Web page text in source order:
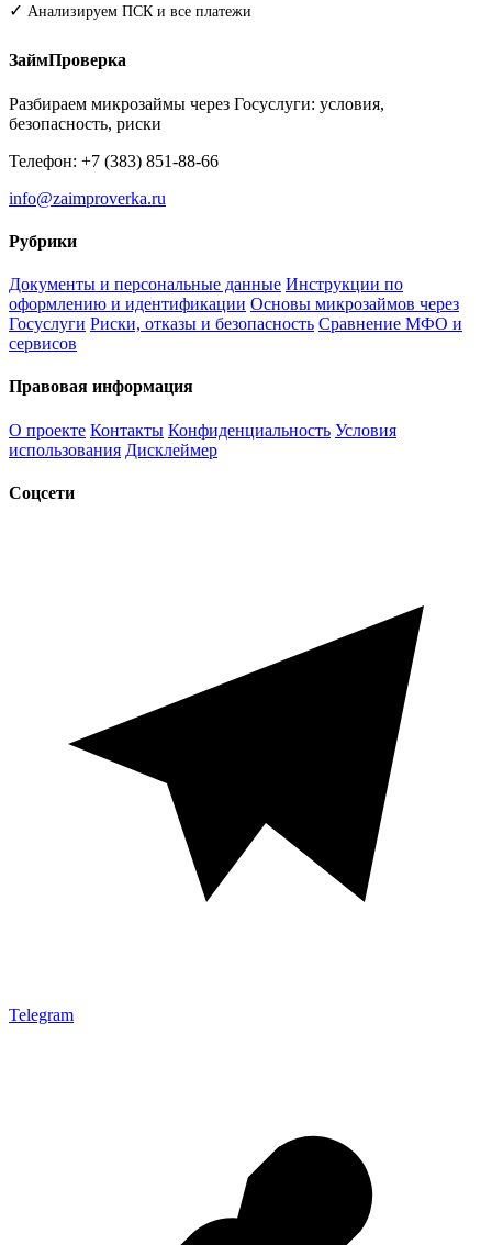
✓ Анализируем ПСК и все платежи
ЗаймПроверка
Разбираем микрозаймы через Госуслуги: условия,
безопасность, риски
Телефон: +7 (383) 851-88-66
info@zaimproverka.ru
Рубрики
Документы и персональные данные Инструкции по
оформлению и идентификации Основы микрозаймов через
Госуслуги Риски, отказы и безопасность Сравнение МФО и
сервисов
Правовая информация
О проекте Контакты Конфиденциальность Условия
использования Дисклеймер
Соцсети
Telegram